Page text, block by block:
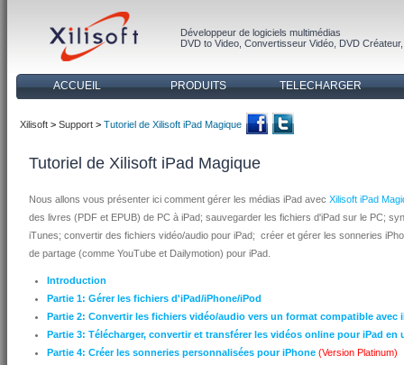
Développeur de logiciels multimédias
DVD to Video Convertisseur Vidéo DVD Créateur
ACCUEIL PRODUITS TELECHARGER
Xilisoft > Support > Tutoriel de Xilisoft iPad Magique
Tutoriel de Xilisoft iPad Magique
Nous allons vous présenter ici comment gérer les médias iPad avec Xilisoft iPad
des livres (PDF et EPUB) de PC à iPad; sauvegarder les fichiers d'iPad sur le PC;
iTunes; convertir des fichiers vidéo/audio pour iPad; créer et gérer les sonneries
de partage (comme YouTube et Dailymotion) pour iPad.
Introduction
Partie 1: Gérer les fichiers d'iPad/iPhone/iPod
Partie 2: Convertir les fichiers vidéo/audio vers un format compatible avec
Partie 3: Télécharger, convertir et transférer les vidéos online pour iPad en
Partie 4: Créer les sonneries personnalisées pour iPhone (Version Platinum)